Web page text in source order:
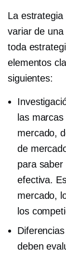
La estrategia
variar de
toda
elementos
siguientes:
las
mercado,
de
para
efectiva.
mercado,
los
deben